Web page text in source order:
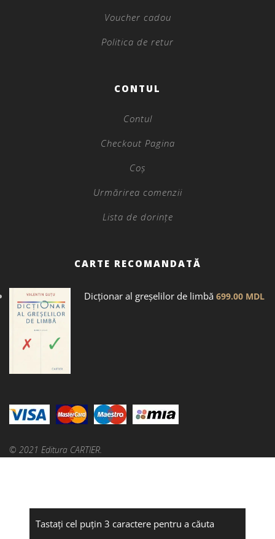
Voucher cadou
Politica de retur
CONTUL
Contul
Checkout Pagina
Coș
Urmărirea comenzii
Lista de dorințe
CARTE RECOMANDATĂ
Dicţionar al greșelilor de limbă 699.00 MDL
© 2021 Editura CARTIER.